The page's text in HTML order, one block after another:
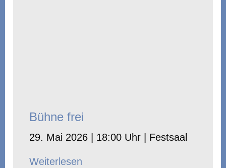
Bühne frei
29. Mai 2026 | 18:00 Uhr | Festsaal
Weiterlesen